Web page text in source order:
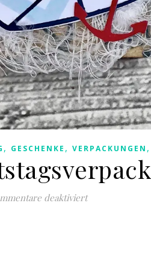
, GESCHENKE , VERPACKUNGEN ,
deaktiviertfür Maritime